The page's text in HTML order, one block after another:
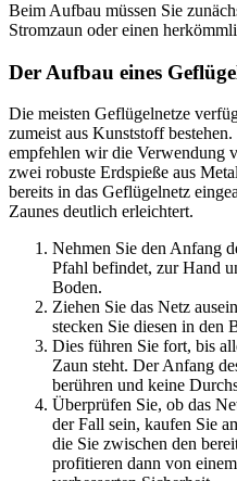
Beim Aufbau müssen Sie
Stromzaun oder einen
Der Aufbau eines
Die meisten Geflügelnetze
zumeist aus Kunststoff
empfehlen wir die Verwendung
zwei robuste Erdspieße aus
bereits in das Geflügelnetz
Zaunes deutlich erleichtert.
Nehmen Sie den Anfang
Pfahl befindet, zur Hand
Boden.
Ziehen Sie das Netz
stecken Sie diesen in den
Dies führen Sie fort, bis
Zaun steht. Der Anfang
berühren und keine
Überprüfen Sie, ob das
der Fall sein, kaufen Sie
die Sie zwischen den
profitieren dann von